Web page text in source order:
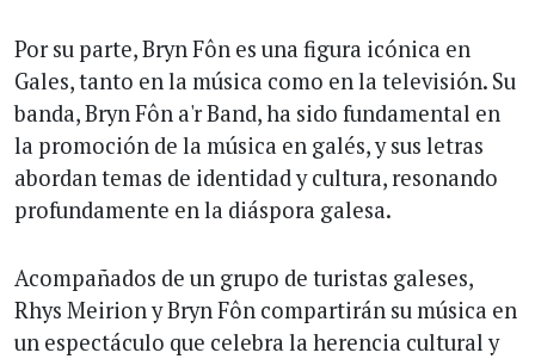
Por su parte, Bryn Fôn es una figura icónica en
Gales, tanto en la música como en la televisión. Su
banda, Bryn Fôn a'r Band, ha sido fundamental en
la promoción de la música en galés, y sus letras
abordan temas de identidad y cultura, resonando
profundamente en la diáspora galesa.
Acompañados de un grupo de turistas galeses,
Rhys Meirion y Bryn Fôn compartirán su música en
un espectáculo que celebra la herencia cultural y